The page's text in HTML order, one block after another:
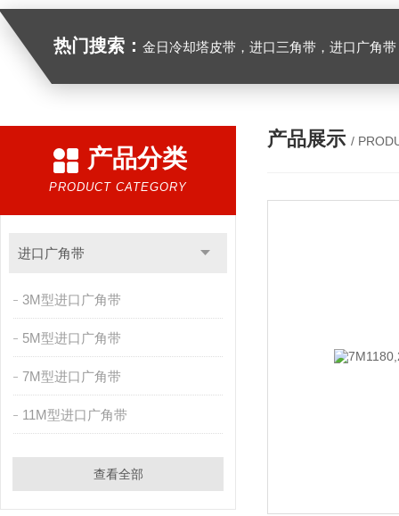
热门搜索： 金日冷却塔皮带，进口三角带，进口广角带，进口同步带，进口空压机皮
产品分类
PRODUCT CATEGORY
进口广角带
3M型进口广角带
5M型进口广角带
7M型进口广角带
11M型进口广角带
查看全部
产品展示 /